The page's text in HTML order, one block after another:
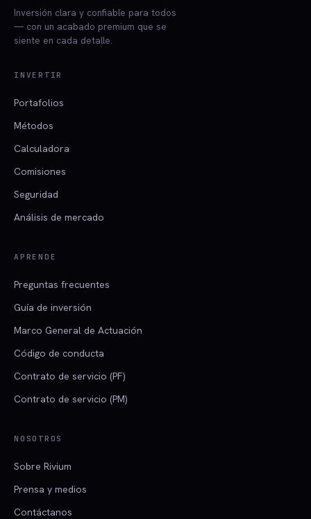
Inversión clara y confiable para todos
— con un acabado premium que se
siente en cada detalle.
INVERTIR
Portafolios
Métodos
Calculadora
Comisiones
Seguridad
Análisis de mercado
APRENDE
Preguntas frecuentes
Guía de inversión
Marco General de Actuación
Código de conducta
Contrato de servicio (PF)
Contrato de servicio (PM)
NOSOTROS
Sobre Rivium
Prensa y medios
Contáctanos